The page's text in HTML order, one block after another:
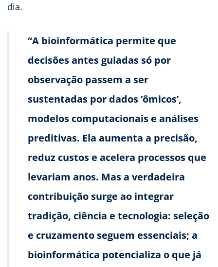
dia.
“A bioinformática permite que
decisões antes guiadas só por
observação passem a ser
sustentadas por dados ‘ômicos’,
modelos computacionais e análises
preditivas. Ela aumenta a precisão,
reduz custos e acelera processos que
levariam anos. Mas a verdadeira
contribuição surge ao integrar
tradição, ciência e tecnologia: seleção
e cruzamento seguem essenciais; a
bioinformática potencializa o que já